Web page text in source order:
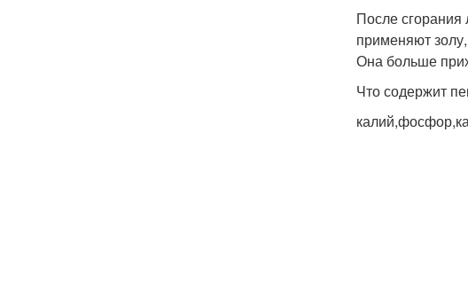
После сгорания
применяют
Она больше
Что содержит